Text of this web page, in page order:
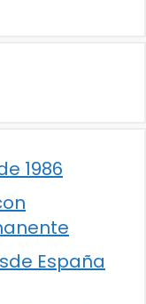
1986
España